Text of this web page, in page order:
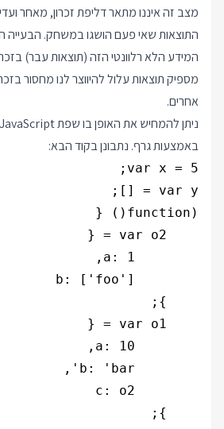
מצב זה איננו מתאר דליפת זכרון, מאחר
התוצאות שאי פעם הושגו במשחק. הבעייה
המידע הלא רלוונטי הזה (תוצאות עבר)
מספיק תוצאות עלול להיווצר לנו מחסור
אחרים.
באמצעות גרף. נתבונן בקוד הבא: